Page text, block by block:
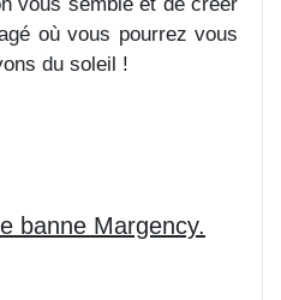
où vous pourrez vous
du soleil !
banne Margency.